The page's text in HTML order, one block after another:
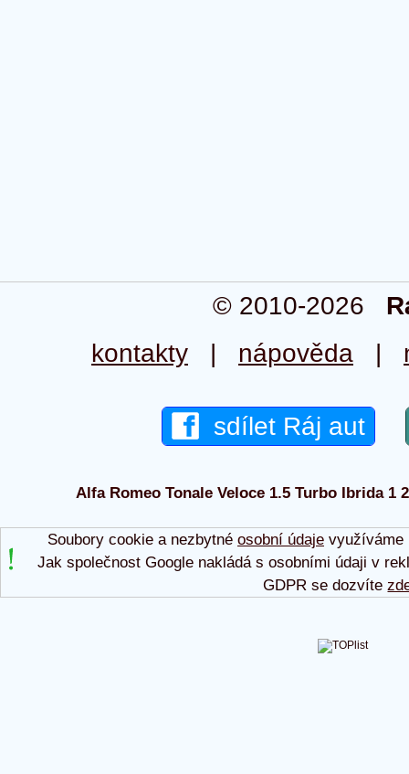
© 2010-2026
kontakty | nápověda |
sdílet Ráj aut
Alfa Romeo Tonale Veloce 1.5 Turbo Ibrida 1
Soubory cookie a nezbytné osobní údajevyužíváme
Jak společnost Google nakládá s osobními údaji v
GDPR se dozvíte